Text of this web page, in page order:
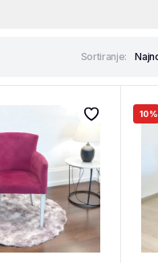
Sortiranje:
10%